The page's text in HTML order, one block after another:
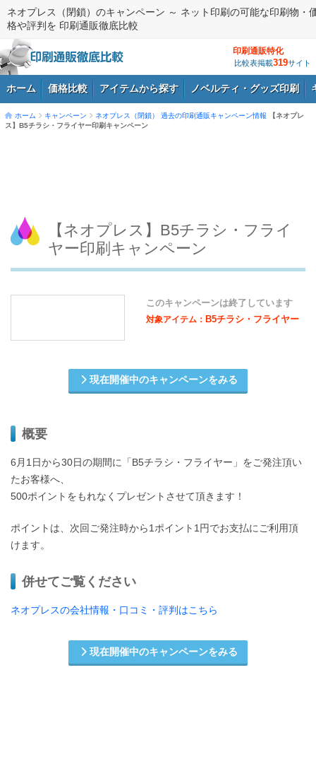
ネオプレス（閉鎖）のキャンペーン ～ ネット印刷の可能な印刷物・
格や評判を 印刷通販徹底比較
印刷通販特化
比較表掲載319サイト
ホーム 価格比較 アイテムから探す ノベルティ・グッズ印刷
ホーム キャンペーン ネオプレス（閉鎖） 過去の印刷通販キャンペーン情報
【ネオプレ
ス】B5チラシ・フライヤー印刷キャンペーン
【ネオプレス】B5チラシ・フライ
ヤー印刷キャンペーン
このキャンペーンは終了しています
対象アイテム： B5チラシ・フライヤー
現在開催中のキャンペーンをみる
概要
6月1日から30日の期間に「B5チラシ・フライヤー」をご発注頂い
たお客様へ、
500ポイントをもれなくプレゼントさせて頂きます！
ポイントは、次回ご発注時から1ポイント1円でお支払にご利用頂
けます。
併せてご覧ください
ネオプレスの会社情報・口コミ・評判はこちら
現在開催中のキャンペーンをみる